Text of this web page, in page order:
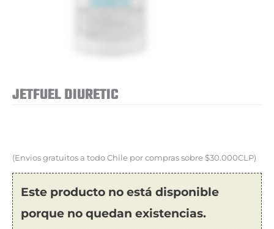
JETFUEL DIURETIC
(Envios gratuitos a todo Chile por compras sobre $30.000CLP)
Este producto no está disponible
porque no quedan existencias.